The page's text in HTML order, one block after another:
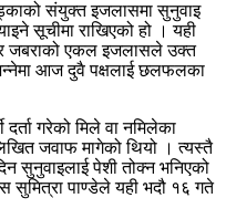
संयुक्त इजलासमा सुनुवाइ
सूचीमा राखिएको हो । यही
जबराको एकल इजलासले उक्त
भन्नेमा आज दुवै पक्षलाई छलफलका
गरेको मिले वा नमिलेका
जवाफ मागेको थियो । त्यस्तै
सुनुवाइलाई पेशी तोक्न भनिएको
सुमित्रा पाण्डेले यही भदौ १६ गते